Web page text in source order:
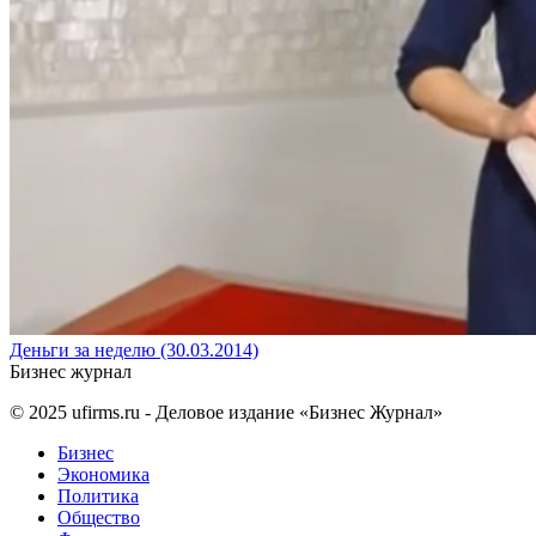
Деньги за неделю (30.03.2014)
Бизнес журнал
© 2025 ufirms.ru - Деловое издание «Бизнес Журнал»
Бизнес
Экономика
Политика
Общество